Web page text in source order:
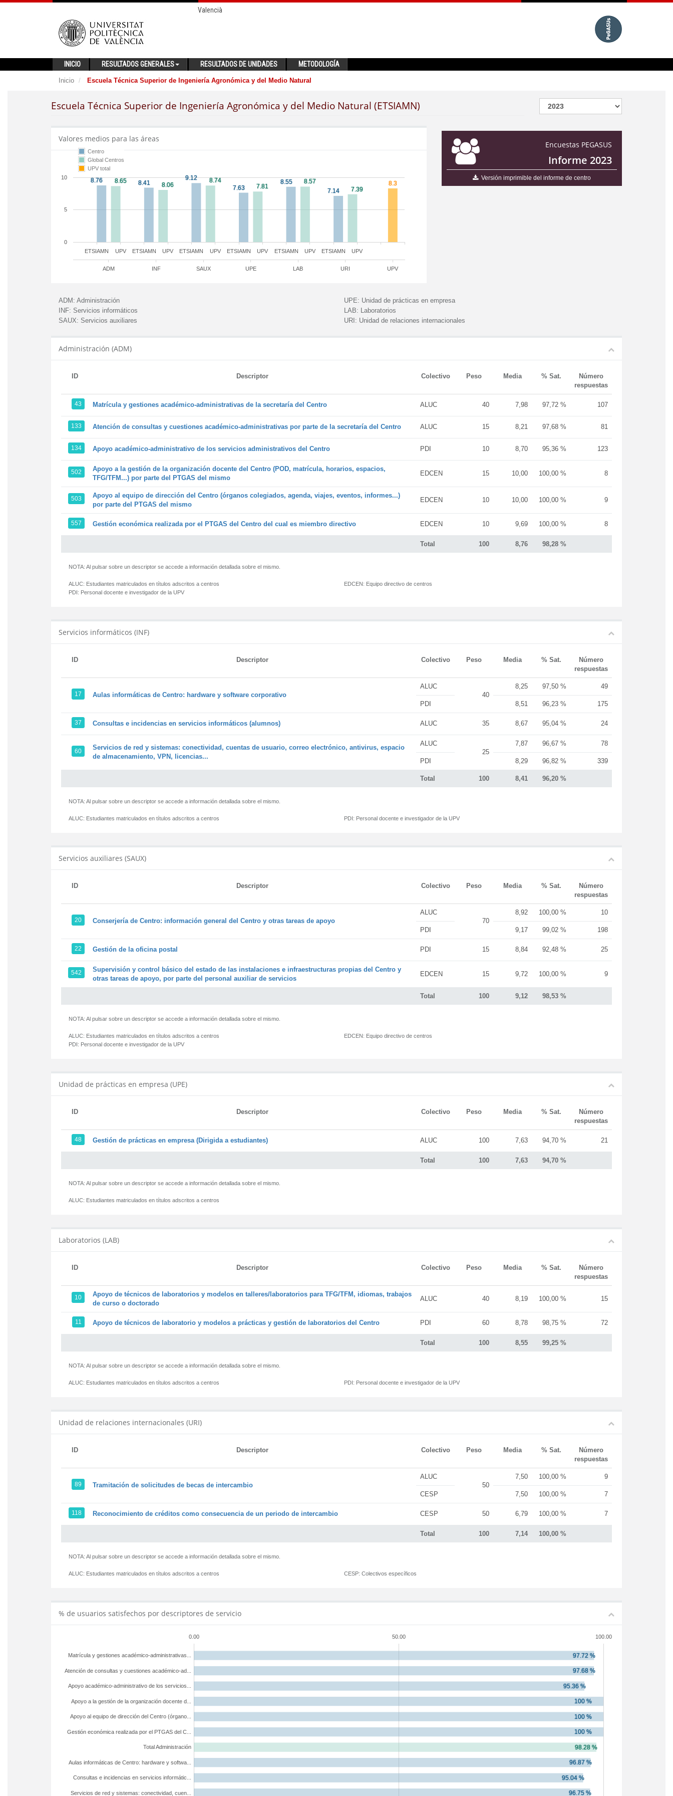
Valencià
INICIO RESULTADOS GENERALES RESULTADOS DE UNIDADES METODOLOGÍA
Inicio Escuela Técnica Superior de Ingeniería Agronómica y del Medio Natural
Escuela Técnica Superior de Ingeniería Agronómica y del Medio Natural (ETSIAMN)
Encuestas PEGASUS
Informe 2023
Versión imprimible del informe de centro
Valores medios para las áreas
ETSIAMN ETSIAMN ETSIAMN ETSIAMN ETSIAMN ETSIAMN
UPV UPV UPV UPV UPV UPV
ADM INF SAUX UPE LAB URI UPV
0
5
10
Centro
Global Centros
UPV total
ADM: Administración
INF: Servicios informáticos
SAUX: Servicios auxiliares
UPE: Unidad de prácticas en empresa
LAB: Laboratorios
URI: Unidad de relaciones internacionales
Administración (ADM)
ID Descriptor Colectivo Peso Media % Sat.
Número
respuestas
Total 100 8,76 98,28 %
43 Matrícula y gestiones académico-administrativas de la secretaría del Centro ALUC 40 7,98 97,72 % 107
133 Atención de consultas y cuestiones académico-administrativas por parte de la secretaría del Centro ALUC 15 8,21 97,68 % 81
134 Apoyo académico-administrativo de los servicios administrativos del Centro PDI 10 8,70 95,36 % 123
502
Apoyo a la gestión de la organización docente del Centro (POD, matrícula, horarios, espacios,
TFG/TFM...) por parte del PTGAS del mismo
EDCEN 15 10,00 100,00 % 8
503
Apoyo al equipo de dirección del Centro (órganos colegiados, agenda, viajes, eventos, informes...)
por parte del PTGAS del mismo
EDCEN 10 10,00 100,00 % 9
557 Gestión económica realizada por el PTGAS del Centro del cual es miembro directivo EDCEN 10 9,69 100,00 % 8
NOTA: Al pulsar sobre un descriptor se accede a información detallada sobre el mismo.
ALUC: Estudiantes matriculados en títulos adscritos a centros
PDI: Personal docente e investigador de la UPV
EDCEN: Equipo directivo de centros
Servicios informáticos (INF)
ID Descriptor Colectivo Peso Media % Sat.
Número
respuestas
Total 100 8,41 96,20 %
17 Aulas informáticas de Centro: hardware y software corporativo
ALUC
40
8,25 97,50 % 49
PDI 8,51 96,23 % 175
37 Consultas e incidencias en servicios informáticos (alumnos) ALUC 35 8,67 95,04 % 24
60
Servicios de red y sistemas: conectividad, cuentas de usuario, correo electrónico, antivirus, espacio
de almacenamiento, VPN, licencias...
ALUC
25
7,87 96,67 % 78
PDI 8,29 96,82 % 339
NOTA: Al pulsar sobre un descriptor se accede a información detallada sobre el mismo.
ALUC: Estudiantes matriculados en títulos adscritos a centros PDI: Personal docente e investigador de la UPV
Servicios auxiliares (SAUX)
ID Descriptor Colectivo Peso Media % Sat.
Número
respuestas
Total 100 9,12 98,53 %
20 Conserjería de Centro: información general del Centro y otras tareas de apoyo
ALUC
70
8,92 100,00 % 10
PDI 9,17 99,02 % 198
22 Gestión de la oficina postal PDI 15 8,84 92,48 % 25
542
Supervisión y control básico del estado de las instalaciones e infraestructuras propias del Centro y
otras tareas de apoyo, por parte del personal auxiliar de servicios
EDCEN 15 9,72 100,00 % 9
NOTA: Al pulsar sobre un descriptor se accede a información detallada sobre el mismo.
ALUC: Estudiantes matriculados en títulos adscritos a centros
PDI: Personal docente e investigador de la UPV
EDCEN: Equipo directivo de centros
Unidad de prácticas en empresa (UPE)
ID Descriptor Colectivo Peso Media % Sat.
Número
respuestas
Total 100 7,63 94,70 %
48 Gestión de prácticas en empresa (Dirigida a estudiantes) ALUC 100 7,63 94,70 % 21
NOTA: Al pulsar sobre un descriptor se accede a información detallada sobre el mismo.
ALUC: Estudiantes matriculados en títulos adscritos a centros
Laboratorios (LAB)
ID Descriptor Colectivo Peso Media % Sat.
Número
respuestas
Total 100 8,55 99,25 %
10
Apoyo de técnicos de laboratorios y modelos en talleres/laboratorios para TFG/TFM, idiomas, trabajos
de curso o doctorado
ALUC 40 8,19 100,00 % 15
11 Apoyo de técnicos de laboratorio y modelos a prácticas y gestión de laboratorios del Centro PDI 60 8,78 98,75 % 72
NOTA: Al pulsar sobre un descriptor se accede a información detallada sobre el mismo.
ALUC: Estudiantes matriculados en títulos adscritos a centros PDI: Personal docente e investigador de la UPV
Unidad de relaciones internacionales (URI)
ID Descriptor Colectivo Peso Media % Sat.
Número
respuestas
Total 100 7,14 100,00 %
89 Tramitación de solicitudes de becas de intercambio
ALUC
50
7,50 100,00 % 9
CESP 7,50 100,00 % 7
118 Reconocimiento de créditos como consecuencia de un periodo de intercambio CESP 50 6,79 100,00 % 7
NOTA: Al pulsar sobre un descriptor se accede a información detallada sobre el mismo.
ALUC: Estudiantes matriculados en títulos adscritos a centros CESP: Colectivos específicos
% de usuarios satisfechos por descriptores de servicio
0.00 50.00 100.00
Servicios de red y sistemas: conectividad, cuen...
Consultas e incidencias en servicios informátic...
Aulas informáticas de Centro: hardware y softwa...
Total Administración
Gestión económica realizada por el PTGAS del C...
Apoyo al equipo de dirección del Centro (órgano...
Apoyo a la gestión de la organización docente d...
Apoyo académico-administrativo de los servicios...
Atención de consultas y cuestiones académico-ad...
Matrícula y gestiones académico-administrativas...